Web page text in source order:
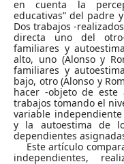
en cuenta la
educativas” del padre
Dos trabajos -
directa uno del
familiares y
alto, uno (Alonso y
familiares y
bajo, otro (Alonso y
hacer -objeto de este
trabajos tomando el
variable
y la autoestima de
dependientes
Este artículo
independientes,